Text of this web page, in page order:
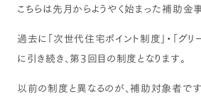
こちらは先月からようやく始まった補助金
過去に「次世代住宅ポイント制度」・「グリ
に引き続き、第3回目の制度となります。
以前の制度と異なるのが、補助対象者です